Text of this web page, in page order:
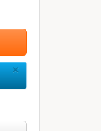
×Close